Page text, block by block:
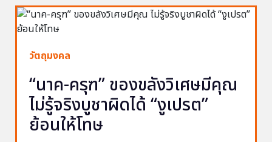
วัตถุมงคล
“นาค-ครุฑ” ของขลังวิเศษมีคุณ
ไม่รู้จริงบูชาผิดได้ “งูเปรต”
ย้อนให้โทษ